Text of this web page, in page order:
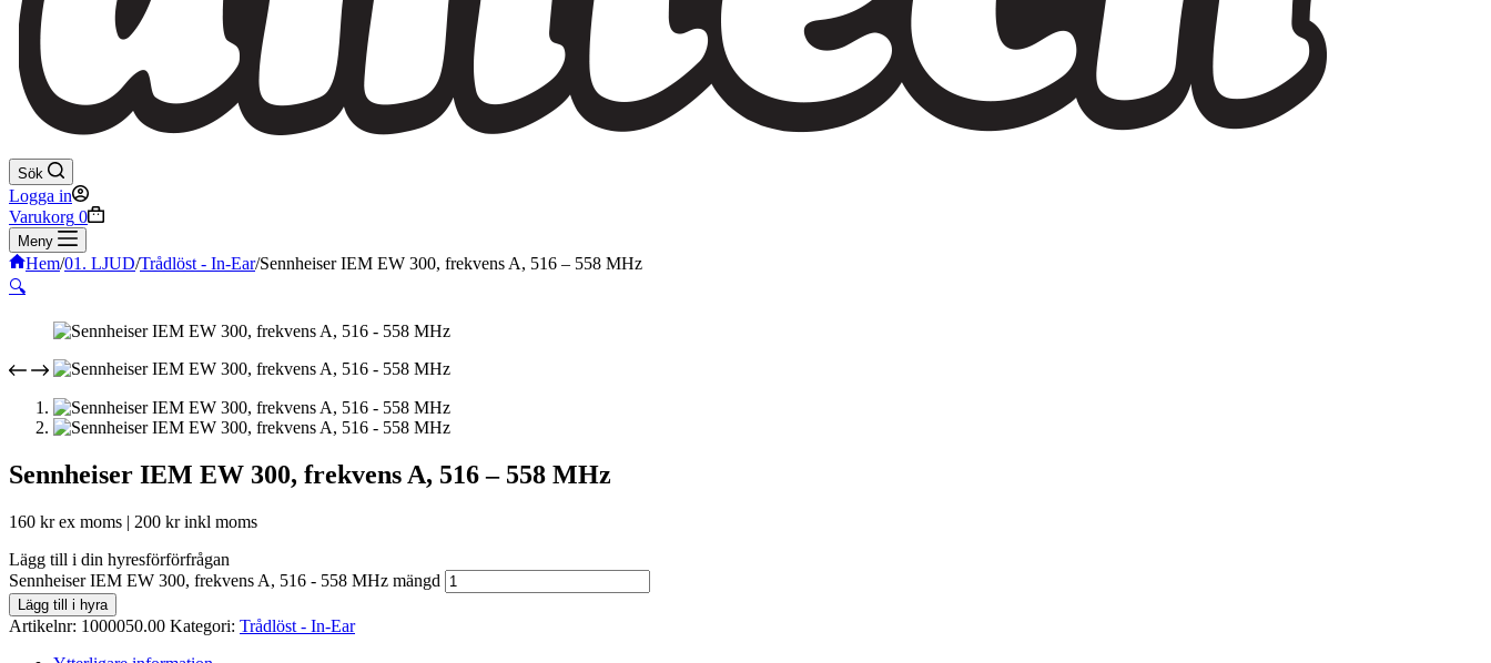
Sök
Logga in
Varukorg 0
Meny
Hem/01. LJUD/Trådlöst - In-Ear/Sennheiser IEM EW 300, frekvens A, 516 – 558 MHz
🔍
Sennheiser IEM EW 300, frekvens A, 516 – 558 MHz
160 krex moms | 200 krinkl moms
Lägg till i din hyresförförfrågan
Sennheiser IEM EW 300, frekvens A, 516 - 558 MHz mängd
Lägg till i hyra
Artikelnr: 1000050.00 Kategori: Trådlöst - In-Ear